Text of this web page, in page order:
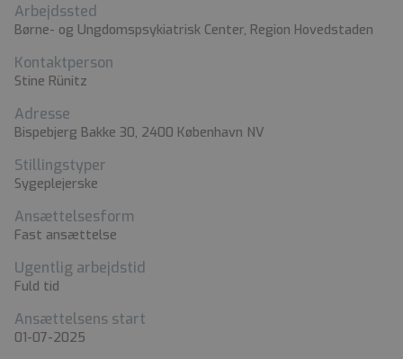
Arbejdssted
Børne- og Ungdomspsykiatrisk Center, Region Hovedstaden
Kontaktperson
Stine Rünitz
Adresse
Bispebjerg Bakke 30, 2400 København NV
Stillingstyper
Sygeplejerske
Ansættelsesform
Fast ansættelse
Ugentlig arbejdstid
Fuld tid
Ansættelsens start
01-07-2025